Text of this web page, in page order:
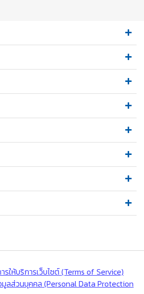
ให้บริการเว็บไซต์ (Terms of Service)
ลส่วนบุคคล (Personal Data Protection